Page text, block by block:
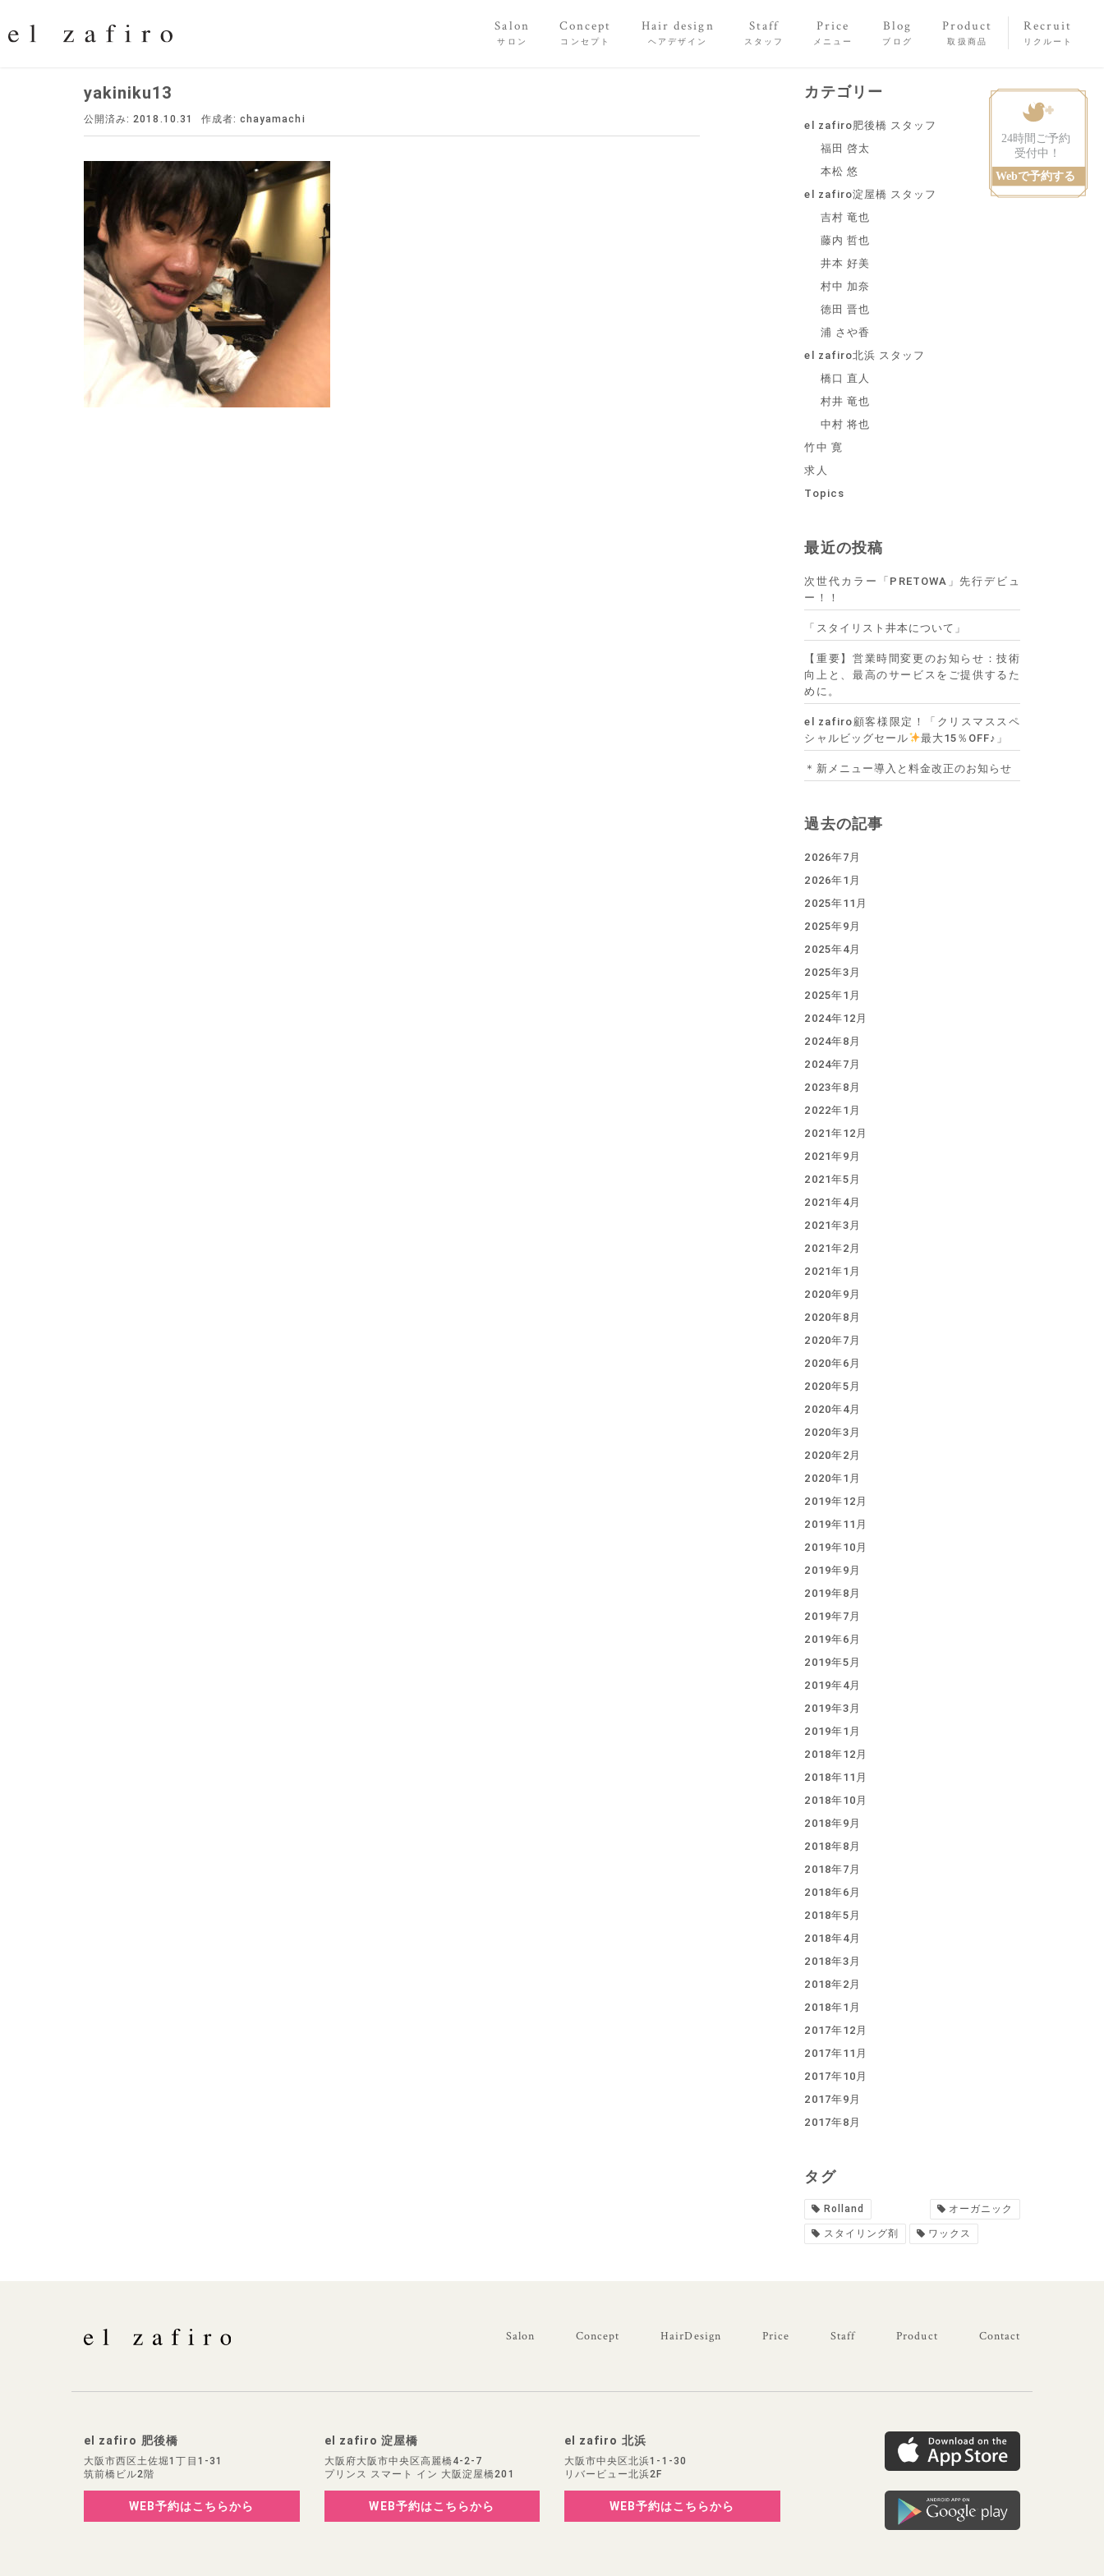
Salon
サロン
Concept
コンセプト
Hair design
ヘアデザイン
Staff
スタッフ
Price
メニュー
Blog
ブログ
Product
取扱商品
Recruit
リクルート
yakiniku13
公開済み: 2018.10.31 作成者:chayamachi
カテゴリー
el zafiro肥後橋 スタッフ
福田 啓太
本松 悠
el zafiro淀屋橋 スタッフ
吉村 竜也
藤内 哲也
井本 好美
村中 加奈
徳田 晋也
浦 さや香
el zafiro北浜 スタッフ
橋口 直人
村井 竜也
中村 将也
竹中 寛
求人
Topics
最近の投稿
次世代カラー「PRETOWA」先行デビュ
ー！！
「スタイリスト井本について」
【重要】営業時間変更のお知らせ：技術
向上と、最高のサービスをご提供するた
めに。
el zafiro顧客様限定！「クリスマススペ
シャルビッグセール
最大15％OFF♪」
＊新メニュー導入と料金改正のお知らせ
過去の記事
2026年7月
2026年1月
2025年11月
2025年9月
2025年4月
2025年3月
2025年1月
2024年12月
2024年8月
2024年7月
2023年8月
2022年1月
2021年12月
2021年9月
2021年5月
2021年4月
2021年3月
2021年2月
2021年1月
2020年9月
2020年8月
2020年7月
2020年6月
2020年5月
2020年4月
2020年3月
2020年2月
2020年1月
2019年12月
2019年11月
2019年10月
2019年9月
2019年8月
2019年7月
2019年6月
2019年5月
2019年4月
2019年3月
2019年1月
2018年12月
2018年11月
2018年10月
2018年9月
2018年8月
2018年7月
2018年6月
2018年5月
2018年4月
2018年3月
2018年2月
2018年1月
2017年12月
2017年11月
2017年10月
2017年9月
2017年8月
タグ
Rolland オーガニック
スタイリング剤 ワックス
Salon Concept HairDesign Price Staff Product Contact
el zafiro 肥後橋
大阪市西区土佐堀1丁目1-31
筑前橋ビル2階
WEB予約はこちらから
el zafiro 淀屋橋
大阪府大阪市中央区高麗橋4-2-7
プリンス スマート イン 大阪淀屋橋201
WEB予約はこちらから
el zafiro 北浜
大阪市中央区北浜1-1-30
リバービュー北浜2F
WEB予約はこちらから